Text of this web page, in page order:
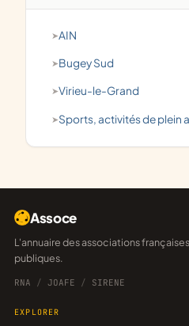
AIN
Bugey Sud
Virieu-le-Grand
Sports, activités de plein
Assoce
L'annuaire des associations françaises, construit sur les données
publiques.
RNA / JOAFE / SIRENE
EXPLORER